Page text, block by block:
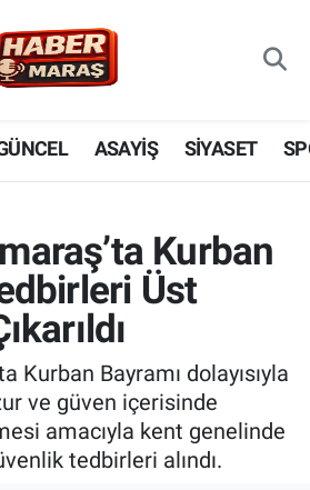
ASAYİŞ SİYASET
Kurban
Üst
Kurban Bayramı dolayısıyla
ve güven içerisinde
amacıyla kent genelinde
tedbirleri alındı.
Durumu ve Fikstür